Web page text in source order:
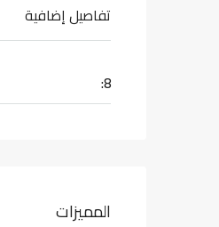
تفاصيل إضافية
8:
المميزات